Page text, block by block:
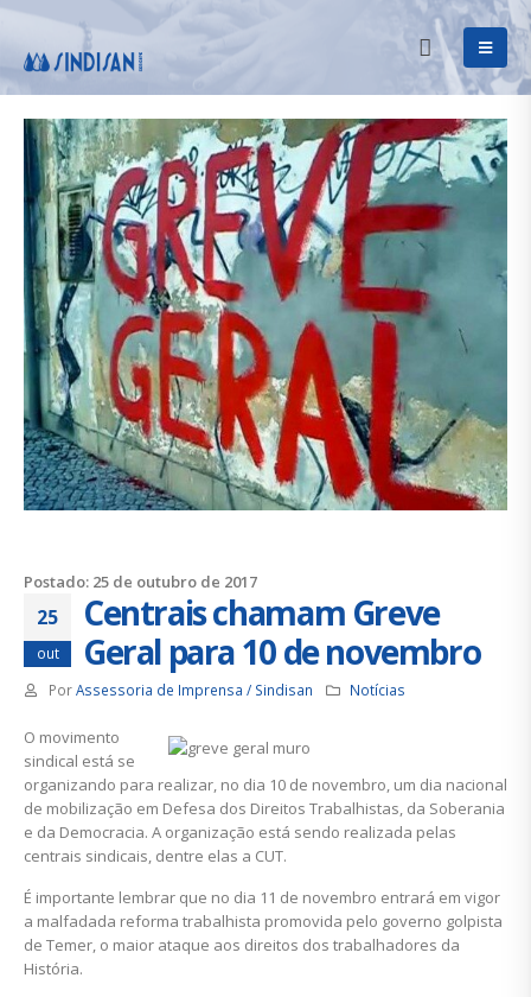
Postado: 25 de outubro de 2017
25
out
Centrais chamam Greve
Geral para 10 de novembro
PorAssessoria de Imprensa / Sindisan Notícias
O movimento
sindical está se
organizando para realizar, no dia 10 de novembro, um dia nacional
de mobilização em Defesa dos Direitos Trabalhistas, da Soberania
e da Democracia. A organização está sendo realizada pelas
centrais sindicais, dentre elas a CUT.
É importante lembrar que no dia 11 de novembro entrará em vigor
a malfadada reforma trabalhista promovida pelo governo golpista
de Temer, o maior ataque aos direitos dos trabalhadores da
História.